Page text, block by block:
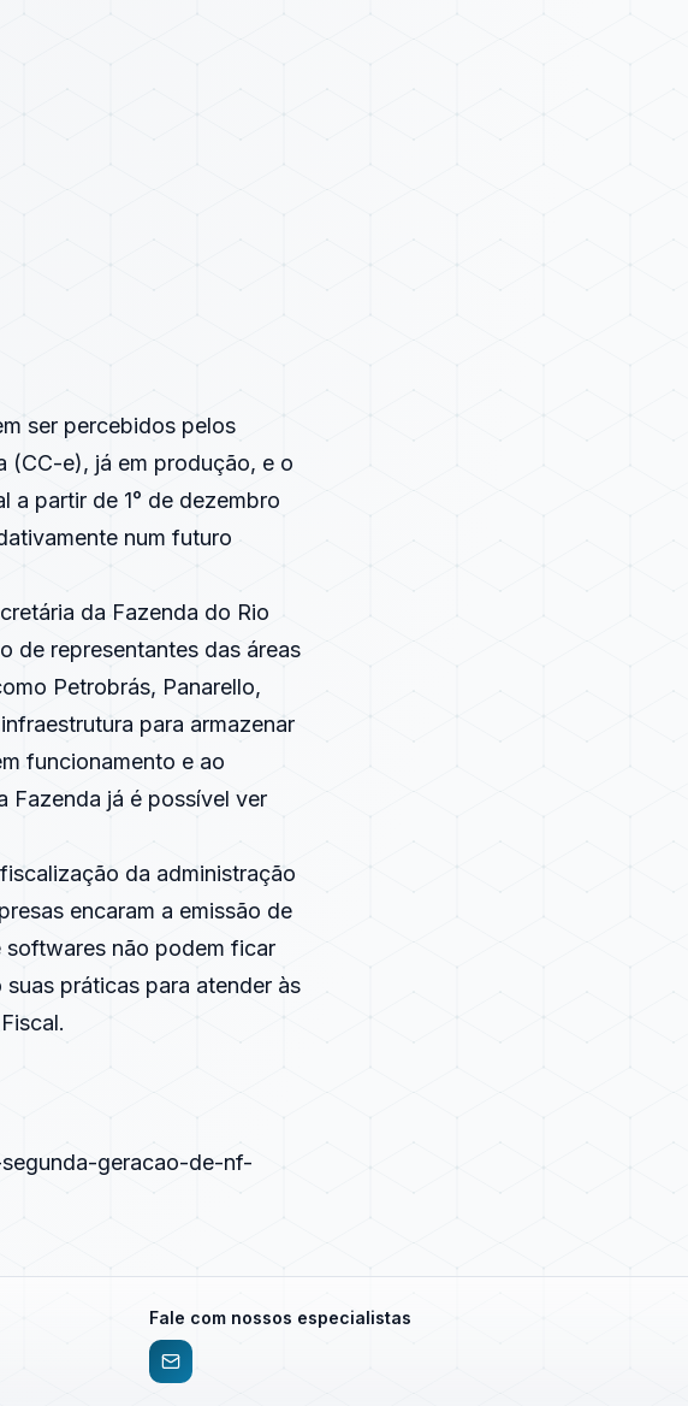
ser percebidos pelos
(CC-e), já em produção, e o
a partir de 1° de dezembro
num futuro
da Fazenda do Rio
de representantes das áreas
Petrobrás, Panarello,
para armazenar
funcionamento e ao
Fazenda já é possível ver
da administração
encaram a emissão de
softwares não podem ficar
práticas para atender às
geracao-de-nf-
Fale com nossos especialistas